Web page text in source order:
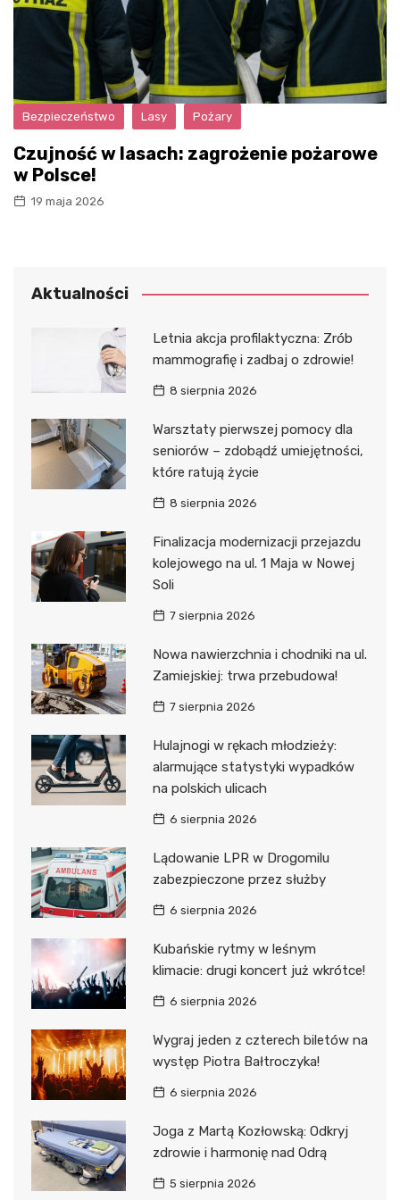
Bezpieczeństwo Lasy Pożary
Czujność w lasach: zagrożenie pożarowe
w Polsce!
19 maja 2026
Aktualności
Letnia akcja profilaktyczna: Zrób
mammografię i zadbaj o zdrowie!
8 sierpnia 2026
Warsztaty pierwszej pomocy dla
seniorów – zdobądź umiejętności,
które ratują życie
8 sierpnia 2026
Finalizacja modernizacji przejazdu
kolejowego na ul. 1 Maja w Nowej
Soli
7 sierpnia 2026
Nowa nawierzchnia i chodniki na ul.
Zamiejskiej: trwa przebudowa!
7 sierpnia 2026
Hulajnogi w rękach młodzieży:
alarmujące statystyki wypadków
na polskich ulicach
6 sierpnia 2026
Lądowanie LPR w Drogomilu
zabezpieczone przez służby
6 sierpnia 2026
Kubańskie rytmy w leśnym
klimacie: drugi koncert już wkrótce!
6 sierpnia 2026
Wygraj jeden z czterech biletów na
występ Piotra Bałtroczyka!
6 sierpnia 2026
Joga z Martą Kozłowską: Odkryj
zdrowie i harmonię nad Odrą
5 sierpnia 2026